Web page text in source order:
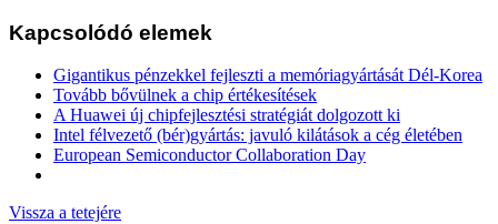
Kapcsolódó elemek
Gigantikus pénzekkel fejleszti a memóriagyártását Dél-Korea
Tovább bővülnek a chip értékesítések
A Huawei új chipfejlesztési stratégiát dolgozott ki
Intel félvezető (bér)gyártás: javuló kilátások a cég életében
European Semiconductor Collaboration Day
Vissza a tetejére